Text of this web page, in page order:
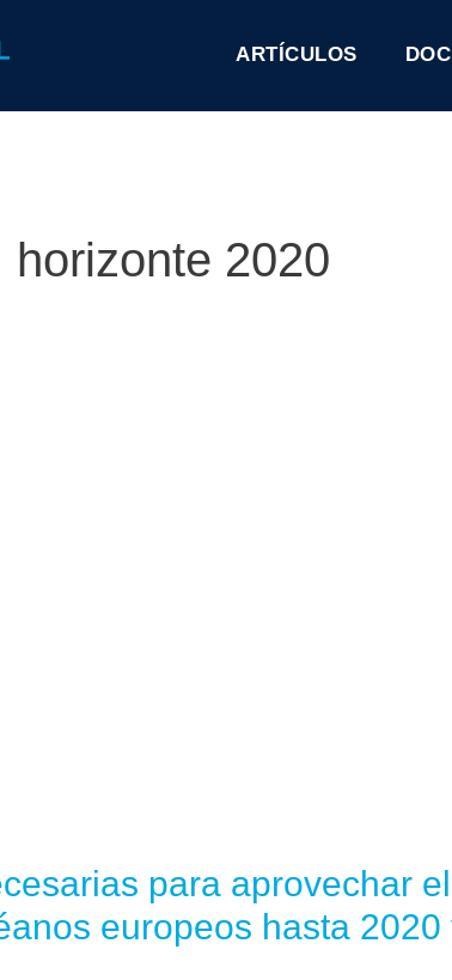
ARTÍCULOS
horizonte 2020
para aprovechar
europeos hasta